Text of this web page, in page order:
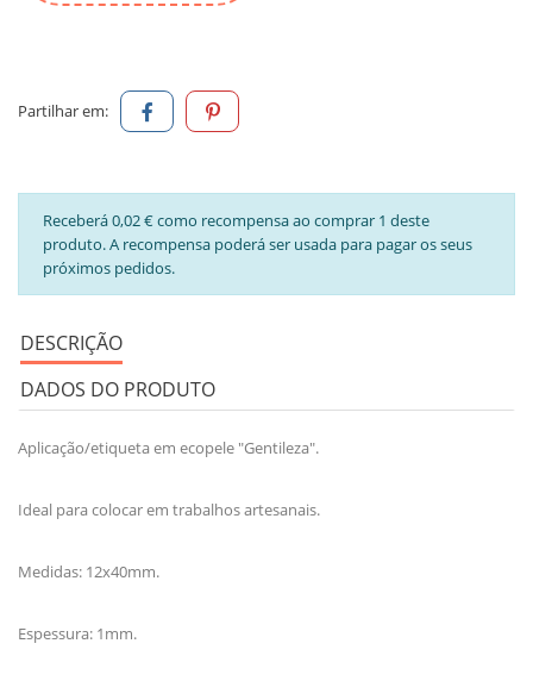
Partilhar em:
Receberá 0,02 € como recompensa ao comprar 1 deste
produto. A recompensa poderá ser usada para pagar os seus
próximos pedidos.
DESCRIÇÃO
DADOS DO PRODUTO
Aplicação/etiqueta em ecopele "Gentileza".
Ideal para colocar em trabalhos artesanais.
Medidas: 12x40mm.
Espessura: 1mm.